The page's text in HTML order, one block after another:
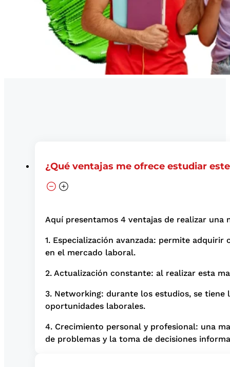
¿Qué ventajas me ofrece estudiar
Aquí presentamos 4 ventajas de realizar una
1. Especialización avanzada: permite
en el mercado laboral.
2. Actualización constante: al realizar esta
3. Networking: durante los estudios, se
oportunidades laborales.
4. Crecimiento personal y profesional: una
de problemas y la toma de decisiones